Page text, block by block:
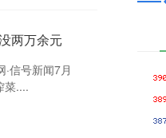
两万余元
信号新闻7月
菜....